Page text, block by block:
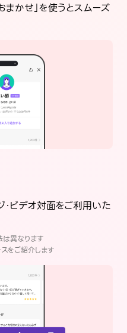
まかせ」を使うとスムーズ
・ビデオ対面をご利用いた
異なります
をご紹介します